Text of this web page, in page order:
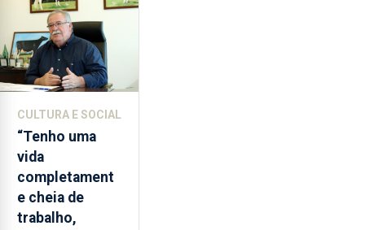
entre
2022
e
2026.
A
Flores
apresenta
um
“decréscimo
significativo”
CULTURA E SOCIAL
“Tenho uma
vida
completament
e cheia de
trabalho,